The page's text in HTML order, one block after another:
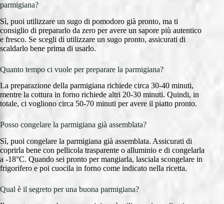
parmigiana?
Sì, puoi utilizzare un sugo di pomodoro già pronto, ma ti
consiglio di prepararlo da zero per avere un sapore più autentico
e fresco. Se scegli di utilizzare un sugo pronto, assicurati di
scaldarlo bene prima di usarlo.
Quanto tempo ci vuole per preparare la parmigiana?
La preparazione della parmigiana richiede circa 30-40 minuti,
mentre la cottura in forno richiede altri 20-30 minuti. Quindi, in
totale, ci vogliono circa 50-70 minuti per avere il piatto pronto.
Posso congelare la parmigiana già assemblata?
Sì, puoi congelare la parmigiana già assemblata. Assicurati di
coprirla bene con pellicola trasparente o alluminio e di congelarla
a -18°C. Quando sei pronto per mangiarla, lasciala scongelare in
frigorifero e poi cuocila in forno come indicato nella ricetta.
Qual è il segreto per una buona parmigiana?